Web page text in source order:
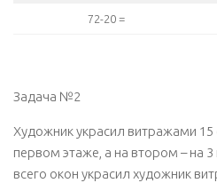
72-20 =
Задача №2
Художник украсил витражами
первом этаже, а на втором – на
всего окон украсил художник